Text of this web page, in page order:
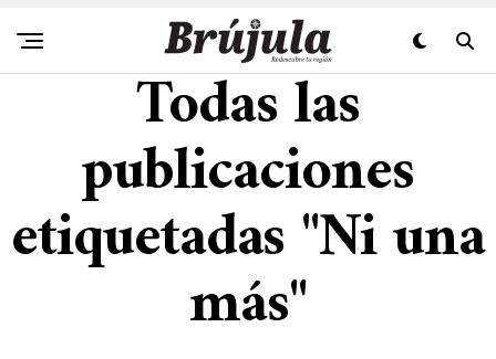
Todas las
publicaciones
etiquetadas "Ni una
más"